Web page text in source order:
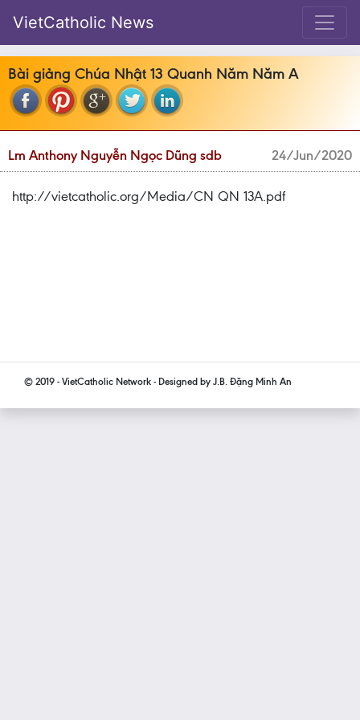
VietCatholic News
Bài giảng Chúa Nhật 13 Quanh Năm Năm A
Lm Anthony Nguyễn Ngọc Dũng sdb 24/Jun/2020
http://vietcatholic.org/Media/CN QN 13A.pdf
© 2019 - VietCatholic Network - Designed by J.B. Đặng Minh An